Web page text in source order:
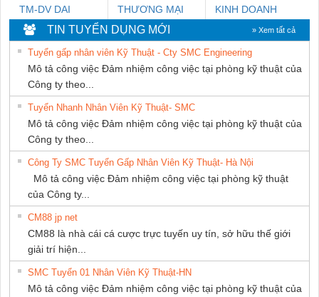
TM-DV DAI
DONG THANH
THƯƠNG MẠI
THIÊN ÂN VIỆT
NAM
KINH DOANH
DỊCH VỤ XNK
PHƯƠNG NAM
TIN TUYỂN DỤNG MỚI » Xem tất cả
Tuyển gấp nhân viên Kỹ Thuật - Cty SMC Engineering
Mô tả công việc Đảm nhiệm công việc tại phòng kỹ thuật của
Công ty theo...
Tuyển Nhanh Nhân Viên Kỹ Thuật- SMC
Mô tả công việc Đảm nhiệm công việc tại phòng kỹ thuật của
Công ty theo...
Công Ty SMC Tuyển Gấp Nhân Viên Kỹ Thuật- Hà Nội
Mô tả công việc Đảm nhiệm công việc tại phòng kỹ thuật
của Công ty...
CM88 jp net
CM88 là nhà cái cá cược trực tuyến uy tín, sở hữu thế giới
giải trí hiện...
SMC Tuyển 01 Nhân Viên Kỹ Thuật-HN
Mô tả công việc Đảm nhiệm công việc tại phòng kỹ thuật của